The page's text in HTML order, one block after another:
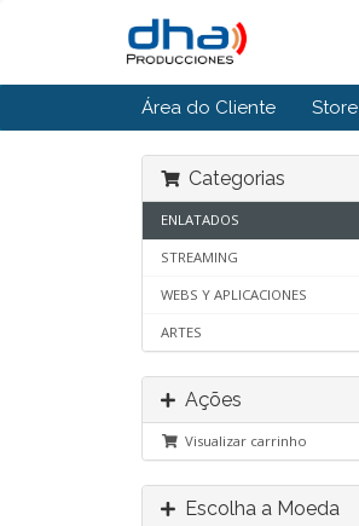
Área do Cliente Store
Categorias
ENLATADOS
STREAMING
WEBS Y APLICACIONES
ARTES
Ações
Visualizar carrinho
Escolha a Moeda